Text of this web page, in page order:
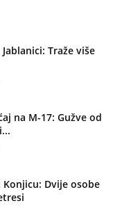
Traže više
na M-17: Gužve od
Dvije osobe